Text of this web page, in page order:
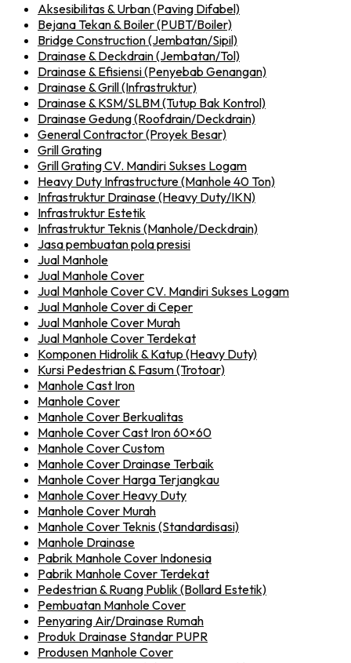
Aksesibilitas & Urban (Paving Difabel)
Bejana Tekan & Boiler (PUBT/Boiler)
Bridge Construction (Jembatan/Sipil)
Drainase & Deckdrain (Jembatan/Tol)
Drainase & Efisiensi (Penyebab Genangan)
Drainase & Grill (Infrastruktur)
Drainase & KSM/SLBM (Tutup Bak Kontrol)
Drainase Gedung (Roofdrain/Deckdrain)
General Contractor (Proyek Besar)
Grill Grating
Grill Grating CV. Mandiri Sukses Logam
Heavy Duty Infrastructure (Manhole 40 Ton)
Infrastruktur Drainase (Heavy Duty/IKN)
Infrastruktur Estetik
Infrastruktur Teknis (Manhole/Deckdrain)
Jasa pembuatan pola presisi
Jual Manhole
Jual Manhole Cover
Jual Manhole Cover CV. Mandiri Sukses Logam
Jual Manhole Cover di Ceper
Jual Manhole Cover Murah
Jual Manhole Cover Terdekat
Komponen Hidrolik & Katup (Heavy Duty)
Kursi Pedestrian & Fasum (Trotoar)
Manhole Cast Iron
Manhole Cover
Manhole Cover Berkualitas
Manhole Cover Cast Iron 60×60
Manhole Cover Custom
Manhole Cover Drainase Terbaik
Manhole Cover Harga Terjangkau
Manhole Cover Heavy Duty
Manhole Cover Murah
Manhole Cover Teknis (Standardisasi)
Manhole Drainase
Pabrik Manhole Cover Indonesia
Pabrik Manhole Cover Terdekat
Pedestrian & Ruang Publik (Bollard Estetik)
Pembuatan Manhole Cover
Penyaring Air/Drainase Rumah
Produk Drainase Standar PUPR
Produsen Manhole Cover